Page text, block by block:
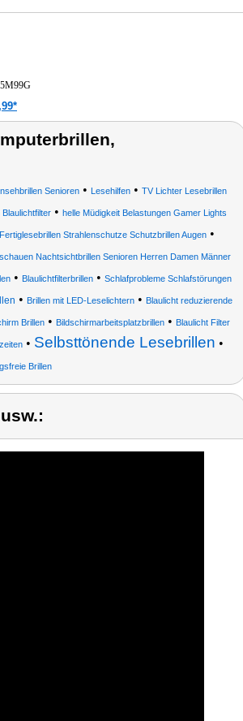
Senioren • Lesehilfen • TV Lichter Lesebrillen
Blaulichtfilter• helle Müdigkeit Belastungen Gamer Lights
Fertiglesebrillen Strahlenschutze Schutzbrillen Augen •
Nachtsichtbrillen Senioren Herren Damen Männer
• Blaulichtfilterbrillen • Schlafprobleme Schlafstörungen
• Brillen mit LED-Leselichtern • Blaulicht reduzierende
Brillen• Bildschirmarbeitsplatzbrillen• Blaulicht Filter
• Selbsttönende Lesebrillen •
Brillen